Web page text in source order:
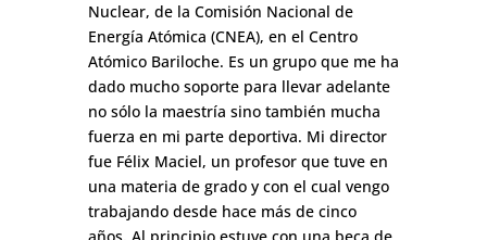
Nuclear, de la Comisión Nacional de
Energía Atómica (CNEA), en el Centro
Atómico Bariloche. Es un grupo que me ha
dado mucho soporte para llevar adelante
no sólo la maestría sino también mucha
fuerza en mi parte deportiva. Mi director
fue Félix Maciel, un profesor que tuve en
una materia de grado y con el cual vengo
trabajando desde hace más de cinco